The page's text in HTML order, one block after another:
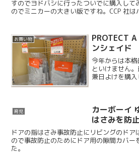
すのでヨドバシに行ったついでに購入して
のでミニカーの大きい版ですね。CCP 社
お買い物
PROTECT
ンシェイド
今年からは本
といけません
兼日よけを購
を購入すること
育児
カーボーイ
はさみを防
ドアの指はさみ事故防止にリビングのド
ので事故防止のためにドア用の隙間カバー
た。